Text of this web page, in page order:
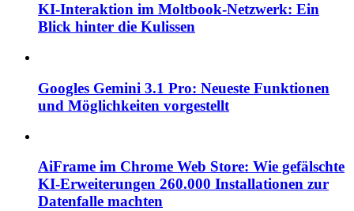
KI-Interaktion im Moltbook-Netzwerk: Ein
Blick hinter die Kulissen
Googles Gemini 3.1 Pro: Neueste Funktionen
und Möglichkeiten vorgestellt
AiFrame im Chrome Web Store: Wie gefälschte
KI-Erweiterungen 260.000 Installationen zur
Datenfalle machten